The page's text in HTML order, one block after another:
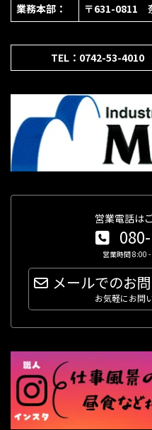
業務本部：
〒631-0811
TEL：0742-53-
営業電話は
営業時間 8:00 -
メールでのお
お気軽にお問